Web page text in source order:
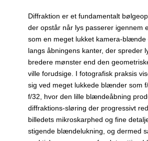
Diffraktion er et fundamentalt
der opstår når lys passerer igennem
som en meget lukket kamera-blænde
langs åbningens kanter, der spreder
bredere mønster end den
ville forudsige. I fotografisk praksis
sig ved meget lukkede blænder som
f/32, hvor den lille blændeåbning
diffraktions-sløring der progressivt
billedets mikroskarphed og fine
stigende blændelukning, og dermed